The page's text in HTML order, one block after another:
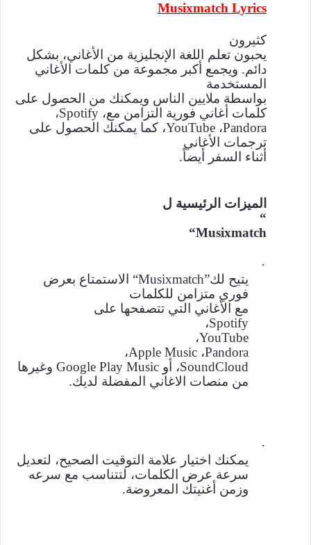
Musixmatch Lyrics
كثيرون
يحبون تعلم اللغة الإنجليزية من الأغاني، بشكل
دائم. ويجمع أكبر مجموعة من كلمات الأغاني
المستخدمة
بواسطة ملايين الناس ويمكنك من الحصول على
كلمات أغاني فورية التزامن مع، Spotify،
Pandora، YouTube، كما يمكنك الحصول على
ترجمات الأغاني
أثناء السفر أيضاً.
الميزات الرئيسية ل
“
“Musixmatch
·
يتيح لك”“Musixmatch
الاستمتاع بعرض
فوري متزامن للكلمات
مع الأغاني التي تتصفحها على
Spotify،
YouTube،
Pandora، Apple Music،
SoundCloud، أو Google Play Music وغيرها
من منصات الاغاني المفضلة لديك.
·
يمكنك اختيار علامة التوقيت الصحيح، لتعديل
سرعة عرض الكلمات، لتتناسب مع سرعه
وزمن أغنيتك المعروضة.